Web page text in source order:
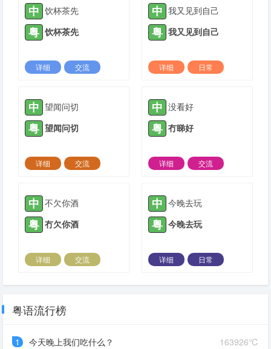
中 饮杯茶先
粤 饮杯茶先
详细
交流
中 我又见到自己
粤 我又见到自己
详细
日常
中 望闻问切
粤 望闻问切
详细
交流
中 没看好
粤 冇睇好
详细
交流
中 不欠你酒
粤 冇欠你酒
详细
交流
中 今晚去玩
粤 今晚去玩
详细
日常
粤语流行榜
163926℃
1
今天晚上我们吃什么？